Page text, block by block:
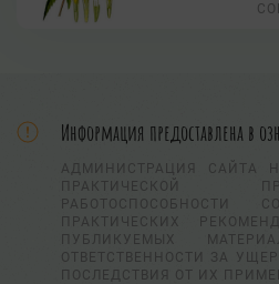
Информация предоставлена в
АДМИНИСТРАЦИЯ САЙТА
ПРАКТИЧЕСКОЙ
РАБОТОСПОСОБНОСТИ
ПРАКТИЧЕСКИХ
ПУБЛИКУЕМЫХ
ОТВЕТСТВЕННОСТИ ЗА
ПОСЛЕДСТВИЯ ОТ ИХ